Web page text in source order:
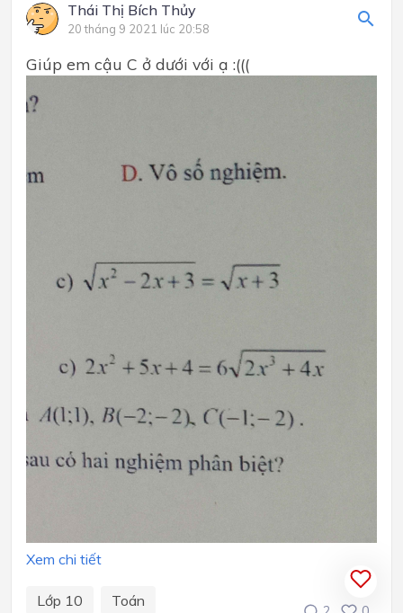
Thái Thị Bích Thủy
20 tháng 9 2021 lúc 20:58
Giúp em cậu C ở dưới với ạ :(((
Xem chi tiết
Lớp 10 Toán